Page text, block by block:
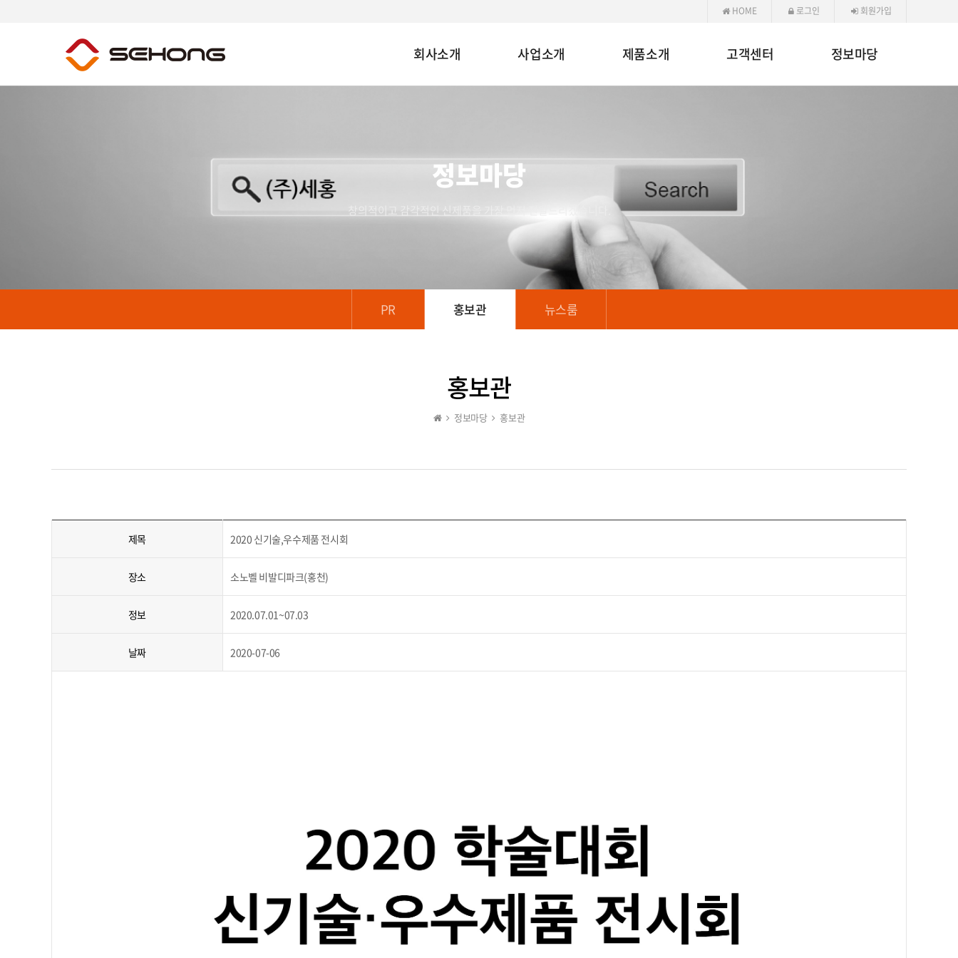
HOME 로그인 회원가입
회사소개 사업소개 제품소개 고객센터 정보마당
정보마당
창의적이고 감각적인 신제품을 가장 먼저 전달드리겠습니다.
PR 홍보관 뉴스룸
홍보관
정보마당 홍보관
제목 2020 신기술,우수제품 전시회
장소 소노벨 비발디파크(홍천)
정보 2020.07.01~07.03
날짜 2020-07-06